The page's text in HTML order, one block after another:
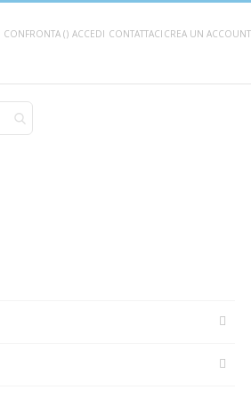
CONFRONTA () ACCEDI CONTATTACI CREA UN ACCOUNT